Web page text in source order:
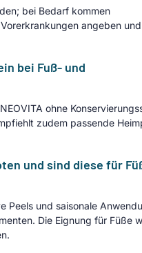
bei Bedarf kommen
angeben
bei Fuß- und
ohne
zudem passende
und sind diese für
Peels und saisonale
Die Eignung für Füße